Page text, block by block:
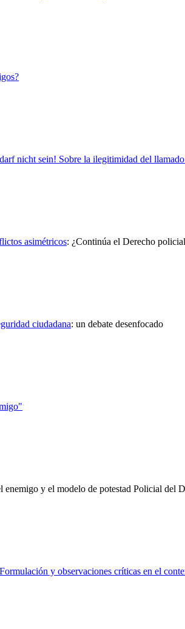
nicht sein! Sobre la ilegitimidad del
asimétricos: ¿Continúa el Derecho
ciudadana: un debate desenfocado
enemigo y el modelo de potestad Policial del
y observaciones críticas en el